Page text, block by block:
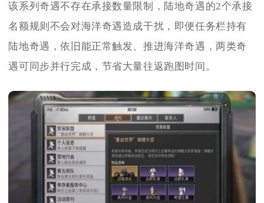
该系列奇遇不存在承接数量限制，陆地奇遇的2个承接
名额规则不会对海洋奇遇造成干扰，即便任务栏持有
陆地奇遇，依旧能正常触发、推进海洋奇遇，两类奇
遇可同步并行完成，节省大量往返跑图时间。